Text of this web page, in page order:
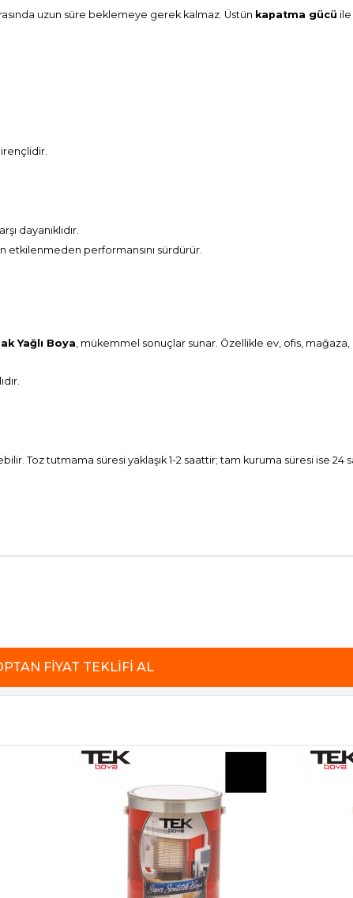
uzun süre beklemeye gerek kalmaz. Üstün kapatma gücü
dayanıklıdır.
etkilenmeden performansını sürdürür.
Yağlı Boya, mükemmel sonuçlar sunar. Özellikle ev, ofis,
Toz tutmama süresi yaklaşık 1-2 saattir; tam kuruma süresi ise 24